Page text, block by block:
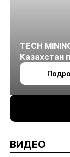
TECH
Казахстан
октября в
ВИДЕО